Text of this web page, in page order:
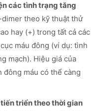
các tình trạng tăng
theo kỹ thuật thử
hay (+) trong tất cả các
máu đông (ví dụ: tình
mạch). Hiệu giá của
máu có thể càng
triển theo thời gian